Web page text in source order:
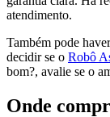
atendimento.
Também pode
decidir se o Robô
bom?, avalie se o
Onde